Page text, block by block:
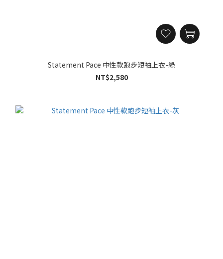
Statement Pace 中性款跑步短袖上衣-綠
NT$2,580